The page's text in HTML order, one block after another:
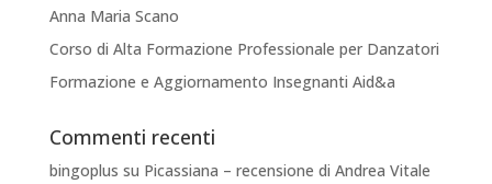
Anna Maria Scano
Corso di Alta Formazione Professionale per Danzatori
Formazione e Aggiornamento Insegnanti Aid&a
Commenti recenti
bingoplus su Picassiana – recensione di Andrea Vitale